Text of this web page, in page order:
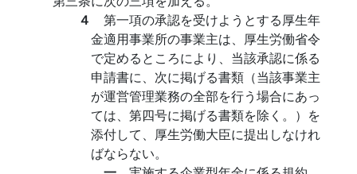
４ 第一項の承認を受けようとする厚生年
金適用事業所の事業主は、厚生労働省令
で定めるところにより、当該承認に係る
申請書に、次に掲げる書類（当該事業主
が運営管理業務の全部を行う場合にあっ
ては、第四号に掲げる書類を除く。）を
添付して、厚生労働大臣に提出しなけれ
ばならない。